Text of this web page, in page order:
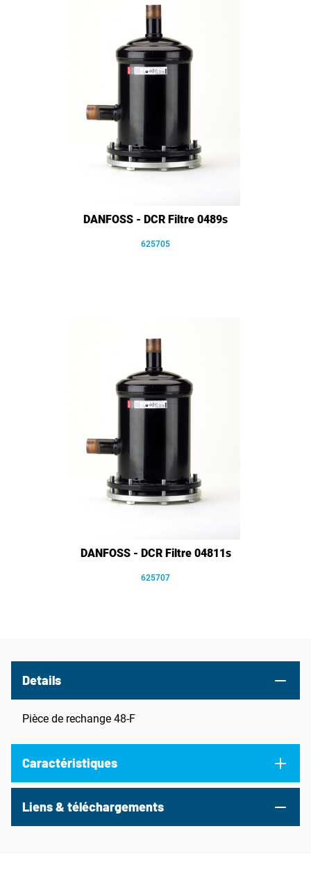
DANFOSS - DCR Filtre 0489s
625705
DANFOSS - DCR Filtre 04811s
625707
Details
Pièce de rechange 48-F
Caractéristiques
Liens & téléchargements